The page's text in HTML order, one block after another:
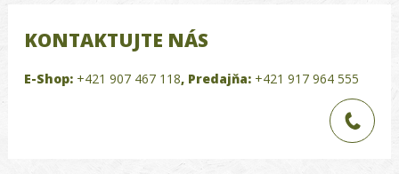
KONTAKTUJTE NÁS
E-Shop: +421 907 467 118, Predajňa: +421 917 964 555